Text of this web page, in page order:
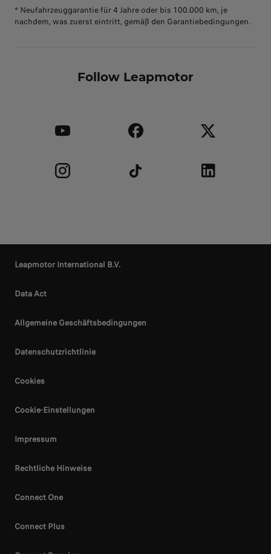
* Neufahrzeuggarantie für 4 Jahre oder bis 100.000 km, je
nachdem, was zuerst eintritt, gemäß den Garantiebedingungen.
Follow Leapmotor
Leapmotor International B.V.
Data Act
Allgemeine Geschäftsbedingungen
Datenschutzrichtlinie
Cookies
Cookie-Einstellungen
Impressum
Rechtliche Hinweise
Connect One
Connect Plus